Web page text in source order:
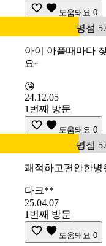
도움돼요 0
평점
아이 아플때마다
요~
😘
24.12.05
1번째 방문
도움돼요 0
평점
쾌적하고편안한병
다크**
25.04.07
1번째 방문
도움돼요 0